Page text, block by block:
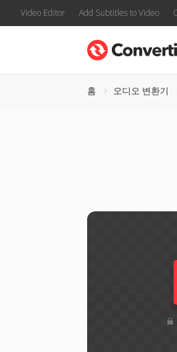
Video Editor Add Subtitles to Video
홈 오디오 변환기